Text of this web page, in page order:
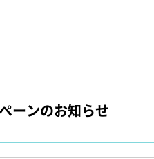
ーンのお知らせ